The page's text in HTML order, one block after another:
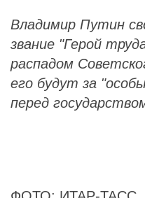
Владимир Путин
звание "Герой
распадом
его будут за
перед